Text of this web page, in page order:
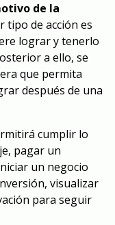
de la
tipo de acción es
lograr y tenerlo
a ello, se
que permita
después de una
cumplir lo
pagar un
un negocio
visualizar
para seguir